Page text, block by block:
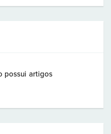
possui artigos